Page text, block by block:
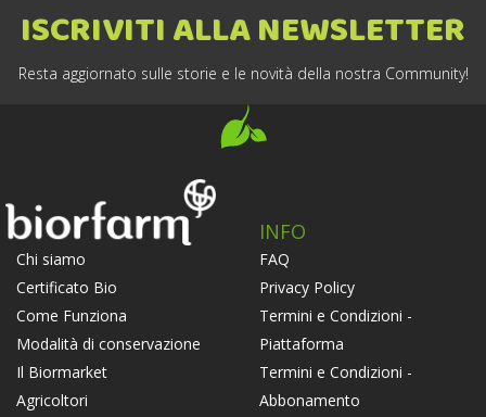
ISCRIVITI ALLA NEWSLETTER
Resta aggiornato sulle storie e le novità della nostra Community!
Chi siamo
Certificato Bio
Come Funziona
Modalità di conservazione
Il Biormarket
Agricoltori
INFO
FAQ
Privacy Policy
Termini e Condizioni -
Piattaforma
Termini e Condizioni -
Abbonamento